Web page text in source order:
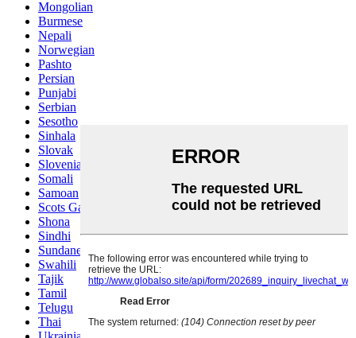
Mongolian
Burmese
Nepali
Norwegian
Pashto
Persian
Punjabi
Serbian
Sesotho
Sinhala
Slovak
Slovenian
Somali
Samoan
Scots Gaelic
Shona
Sindhi
Sundanese
Swahili
Tajik
Tamil
Telugu
Thai